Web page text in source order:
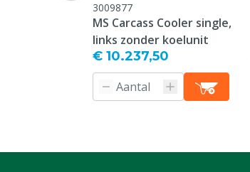
3009877
MS Carcass Cooler single,
links zonder koelunit
€ 10.237,50